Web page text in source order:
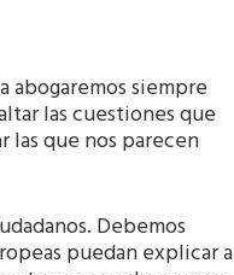
siempre
las cuestiones que
las que nos parecen
Debemos
puedan explicar a